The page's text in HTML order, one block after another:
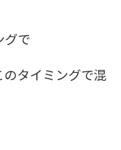
グで
タイミングで混